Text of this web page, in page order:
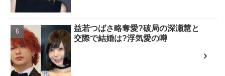
益若つばさ略奪愛?破局の深瀬慧と
交際で結婚は?浮気愛の噂